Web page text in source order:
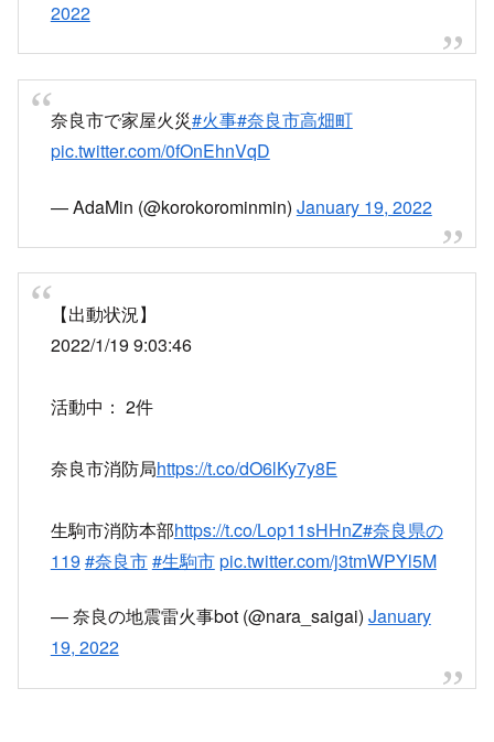
2022
奈良市で家屋火災#火事#奈良市高畑町
pic.twitter.com/0fOnEhnVqD
— AdaMin (@korokorominmin) January 19, 2022
【出動状況】
2022/1/19 9:03:46
活動中： 2件
奈良市消防局https://t.co/dO6lKy7y8E
生駒市消防本部https://t.co/Lop11sHHnZ#奈良県の
119 #奈良市#生駒市pic.twitter.com/j3tmWPYl5M
— 奈良の地震雷火事bot (@nara_saigai) January
19, 2022